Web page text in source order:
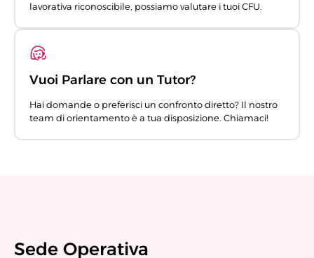
lavorativa riconoscibile, possiamo valutare i tuoi CFU.
Vuoi Parlare con un Tutor?
Hai domande o preferisci un confronto diretto? Il nostro
team di orientamento è a tua disposizione. Chiamaci!
Sede Operativa